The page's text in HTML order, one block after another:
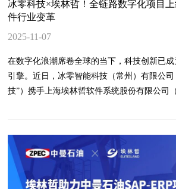
冰零科技×埃林哲！全链路数字化项目
件行业变革
2025-11-07
在数字化浪潮席卷全球的当下，科技创新已
引擎。近日，冰零智能科技（常州）有限公
技”）携手上海埃林哲软件系统股份有限公司
型树立了全新标杆。